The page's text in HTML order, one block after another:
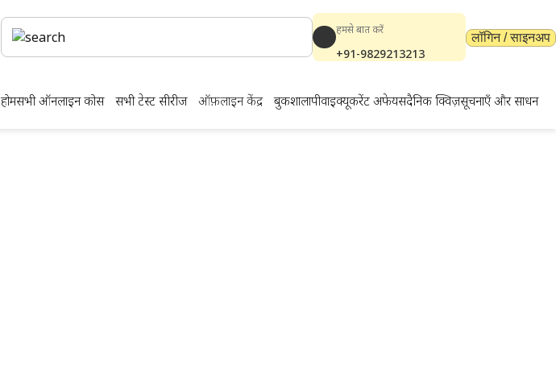
हमसे बात करें
+91-9829213213
लॉगिन / साइनअप
होमसभी ऑनलाइन कोर्स सभी टेस्ट सीरीज ऑफ़लाइन केंद्र बुकशालापीवाईक्यूकरेंट अफेयर्सदैनिक क्विज़सूचनाएँ और साधन